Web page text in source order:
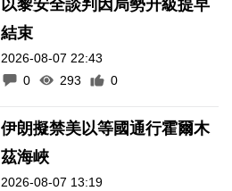
以黎安全談判因局勢升級提早
結束
2026-08-07 22:43
0
293 0
伊朗擬禁美以等國通行霍爾木
茲海峽
2026-08-07 13:19